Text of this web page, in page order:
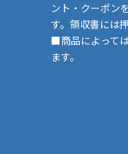
ント・クーポン
す。領収書には
■商品によって
ます。